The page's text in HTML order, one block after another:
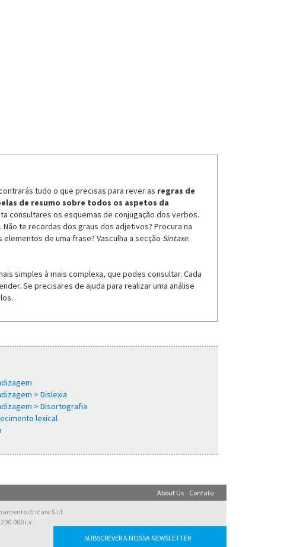
SUBSCREVER A NOSSA NEWSLETTER
tudo o que precisas para rever as regras de
de resumo sobre todos os aspetos da
consultares os esquemas de conjugação dos verbos.
. Não te recordas dos graus dos adjetivos? Procura na
de uma frase? Vasculha a secção Sintaxe.
simples à mais complexa, que podes consultar. Cada
Se precisares de ajuda para realizar uma análise
> Dislexia
> Disortografia
lexical
About Us Contato
di Icare S.r.l.
i.v.